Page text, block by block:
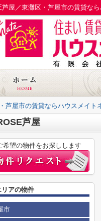
屋／東灘区・芦屋市の賃貸な
芦屋市の賃貸ならハウスメイト
芦屋
希望の物件をお探しします
リアの物件
市